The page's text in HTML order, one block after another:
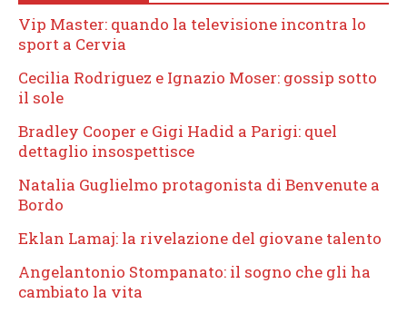
Vip Master: quando la televisione incontra lo
sport a Cervia
Cecilia Rodriguez e Ignazio Moser: gossip sotto
il sole
Bradley Cooper e Gigi Hadid a Parigi: quel
dettaglio insospettisce
Natalia Guglielmo protagonista di Benvenute a
Bordo
Eklan Lamaj: la rivelazione del giovane talento
Angelantonio Stompanato: il sogno che gli ha
cambiato la vita